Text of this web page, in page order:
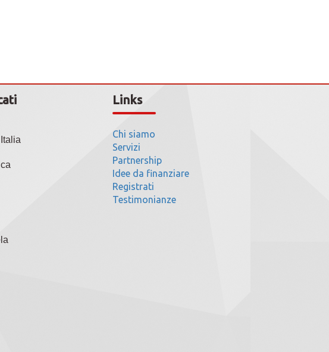
Links
Chi siamo
Servizi
Partnership
Idee da finanziare
Registrati
Testimonianze